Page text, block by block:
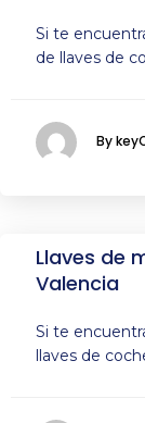
Si te
de llaves de
By
Llaves de
Valencia
Si te
llaves de